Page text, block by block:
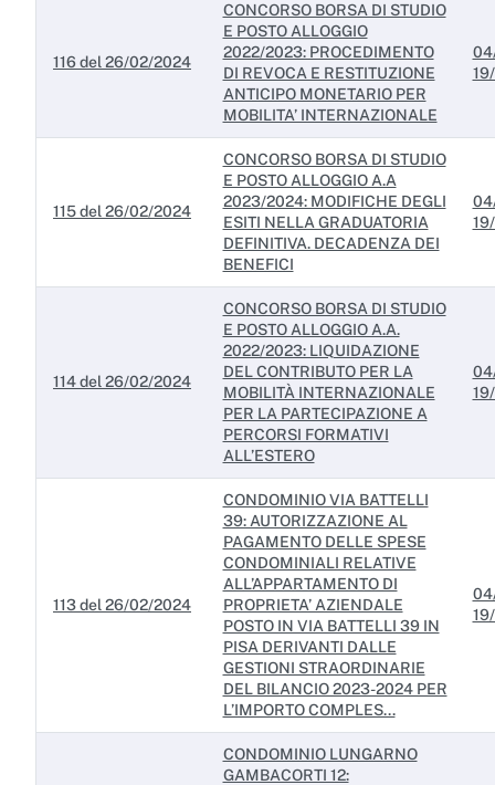
Sovvenzioni, contributi, sussidi, vantaggi economici
Bilanci
Beni immobili e gestione patrimonio
Controlli e rilievi sull'amministrazione
Servizi erogati
Pagamenti dell'amministrazione
Pianificazione e governo del territorio
Informazioni ambientali
Interventi straordinari e di emergenza
Altri contenuti
Attuazione misure PNRR
116 del 26/02/2024
CONCORSO BORSA DI STUDIO
E POSTO ALLOGGIO
2022/2023: PROCEDIMENTO
DI REVOCA E RESTITUZIONE
ANTICIPO MONETARIO PER
MOBILITA’ INTERNAZIONALE
115 del 26/02/2024
CONCORSO BORSA DI STUDIO
E POSTO ALLOGGIO A.A
2023/2024: MODIFICHE DEGLI
ESITI NELLA GRADUATORIA
DEFINITIVA. DECADENZA DEI
BENEFICI
114 del 26/02/2024
CONCORSO BORSA DI STUDIO
E POSTO ALLOGGIO A.A.
2022/2023: LIQUIDAZIONE
DEL CONTRIBUTO PER LA
MOBILITÀ INTERNAZIONALE
PER LA PARTECIPAZIONE A
PERCORSI FORMATIVI
ALL’ESTERO
113 del 26/02/2024
CONDOMINIO VIA BATTELLI
39: AUTORIZZAZIONE AL
PAGAMENTO DELLE SPESE
CONDOMINIALI RELATIVE
ALL’APPARTAMENTO DI
PROPRIETA’ AZIENDALE
POSTO IN VIA BATTELLI 39 IN
PISA DERIVANTI DALLE
GESTIONI STRAORDINARIE
DEL BILANCIO 2023-2024 PER
L’IMPORTO COMPLES...
CONDOMINIO LUNGARNO
GAMBACORTI 12: